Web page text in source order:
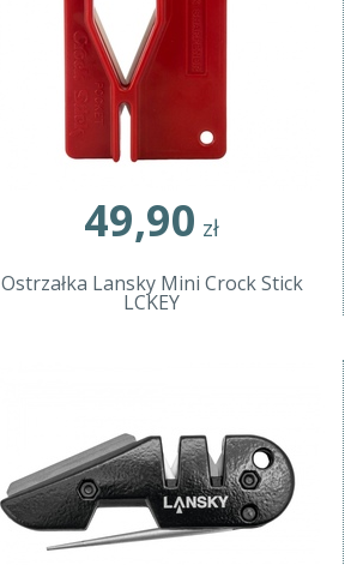
49,90 zł
Ostrzałka Lansky Mini Crock Stick
LCKEY